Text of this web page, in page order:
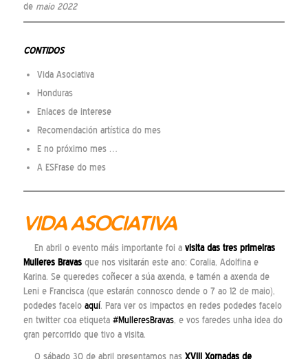
de maio 2022
CONTIDOS
Vida Asociativa
Honduras
Enlaces de interese
Recomendación artística do mes
E no próximo mes …
A ESFrase do mes
VIDA ASOCIATIVA
En abril o evento máis importante foi avisita das tres primeiras
Mulleres Bravasque nos visitarán este ano: Coralia, Adolfina e
Karina. Se queredes coñecer a súa axenda, e tamén a axenda de
Leni e Francisca (que estarán connosco dende o 7 ao 12 de maio),
podedes facelo aquí. Para ver os impactos en redes podedes facelo
en twitter coa etiqueta #MulleresBravas, e vos faredes unha idea do
gran percorrido que tivo a visita.
O sábado 30 de abril presentamos nas XVIII Xornadas de